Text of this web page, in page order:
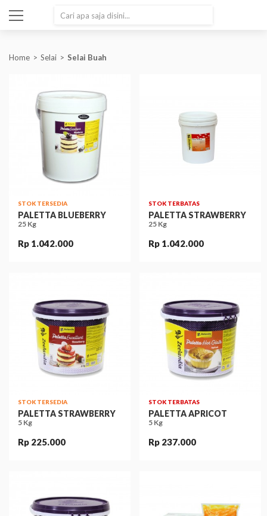
Home Selai Selai Buah
STOK TERSEDIA
PALETTA BLUEBERRY
25 Kg
Rp 1.042.000
STOK TERBATAS
PALETTA STRAWBERRY
25 Kg
Rp 1.042.000
STOK TERSEDIA
PALETTA STRAWBERRY
5 Kg
Rp 225.000
STOK TERBATAS
PALETTA APRICOT
5 Kg
Rp 237.000